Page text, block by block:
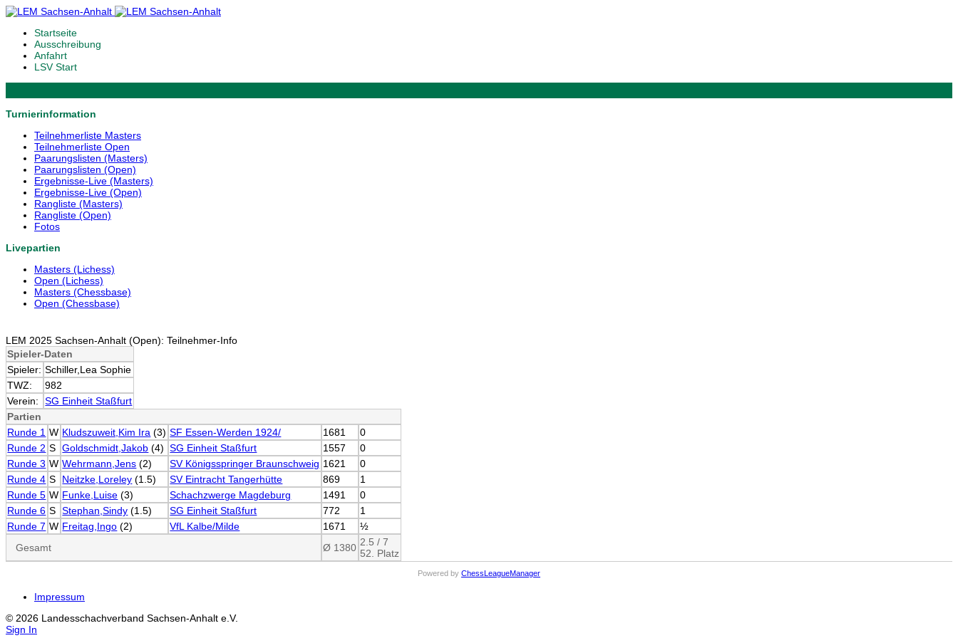
Startseite
Ausschreibung
Anfahrt
LSV Start
Turnierinformation
Teilnehmerliste Masters
Teilnehmerliste Open
Paarungslisten (Masters)
Paarungslisten (Open)
Ergebnisse-Live (Masters)
Ergebnisse-Live (Open)
Rangliste (Masters)
Rangliste (Open)
Fotos
Livepartien
Masters (Lichess)
Open (Lichess)
Masters (Chessbase)
Open (Chessbase)
LEM 2025 Sachsen-Anhalt (Open): Teilnehmer-Info
Spieler-Daten
Spieler: Schiller,Lea Sophie
TWZ:
982
Verein:
SG Einheit Staßfurt
Partien
Runde 1 W Kludszuweit,Kim Ira (3) SF Essen-Werden 1924/ 1681
0
Runde 2 S Goldschmidt,Jakob (4) SG Einheit Staßfurt 1557
0
Runde 3 W Wehrmann,Jens (2) SV Königsspringer Braunschweig 1621
0
Runde 4 S Neitzke,Loreley (1.5) SV Eintracht Tangerhütte 869
1
Runde 5 W Funke,Luise (3) Schachzwerge Magdeburg 1491
0
Runde 6 S Stephan,Sindy (1.5) SG Einheit Staßfurt 772
1
Runde 7 W Freitag,Ingo (2) VfL Kalbe/Milde 1671
½
Gesamt
Ø 1380 2.5 / 7
52. Platz
Powered by ChessLeagueManager
Impressum
© 2026 Landesschachverband Sachsen-Anhalt e.V.
Sign In